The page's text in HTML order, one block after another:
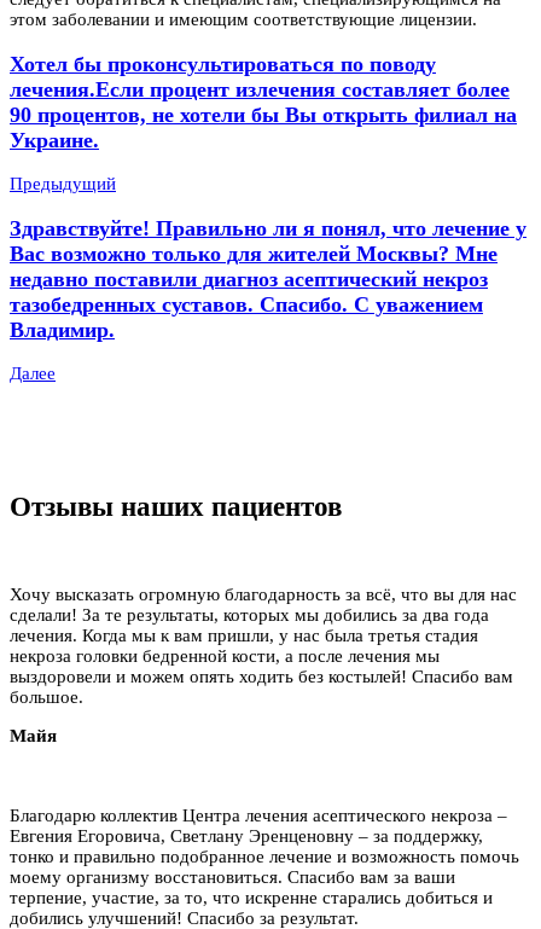
этом заболевании и имеющим соответствующие лицензии.
Хотел бы проконсультироваться по поводу
лечения.Если процент излечения составляет более
90 процентов, не хотели бы Вы открыть филиал на
Украине.
Предыдущий
Здравствуйте! Правильно ли я понял, что лечение у
Вас возможно только для жителей Москвы? Мне
недавно поставили диагноз асептический некроз
тазобедренных суставов. Спасибо. С уважением
Владимир.
Далее
Отзывы наших пациентов
Хочу высказать огромную благодарность за всё, что вы для нас
сделали! За те результаты, которых мы добились за два года
лечения. Когда мы к вам пришли, у нас была третья стадия
некроза головки бедренной кости, а после лечения мы
выздоровели и можем опять ходить без костылей! Спасибо вам
большое.
Майя
Благодарю коллектив Центра лечения асептического некроза –
Евгения Егоровича, Светлану Эренценовну – за поддержку,
тонко и правильно подобранное лечение и возможность помочь
моему организму восстановиться. Спасибо вам за ваши
терпение, участие, за то, что искренне старались добиться и
добились улучшений! Спасибо за результат.